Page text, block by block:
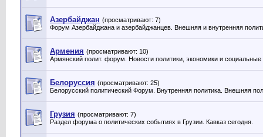
Азербайджан (просматривают: 7)
Форум Азербайджана и азербайджанцев. Внешняя и внутренняя
Армения (просматривают: 10)
Армянский полит. форум. Новости политики, экономики и
Белоруссия (просматривают: 25)
Белорусский политический Форум. Внутренняя политика. Внешняя
Грузия (просматривают: 7)
Раздел форума о политических событиях в Грузии. Кавказ сегодня.